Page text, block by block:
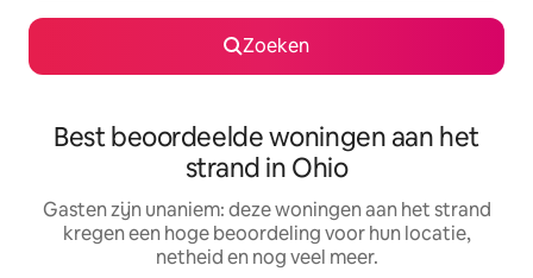
Zoeken
Best beoordeelde woningen aan het
strand in Ohio
Gasten zijn unaniem: deze woningen aan het strand
kregen een hoge beoordeling voor hun locatie,
netheid en nog veel meer.